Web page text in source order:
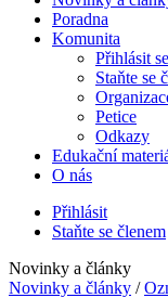
Poradna
Komunita
Přihlásit se
Staňte se
Petice
Odkazy
Edukační
O nás
Přihlásit
Staňte se členem
Novinky a články
Novinky a články /